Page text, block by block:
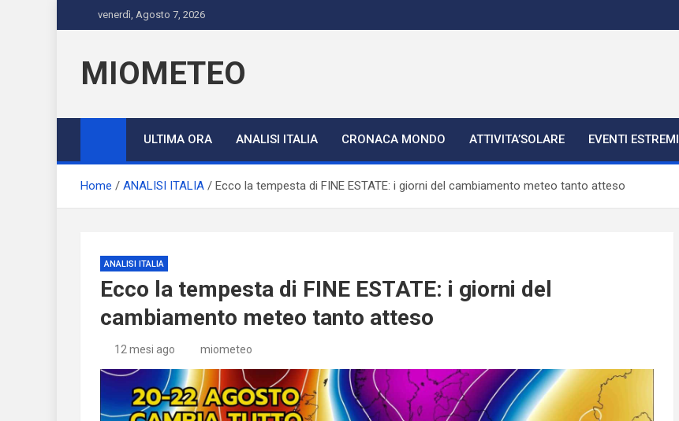
to
venerdì, Agosto 7, 2026
MIOMETEO
ULTIMA ORA ANALISI ITALIA CRONACA MONDO ATTIVITA’SOLARE EVENTI ESTREMI
Home ANALISI ITALIA Ecco la tempesta di FINE ESTATE: i giorni del cambiamento meteo tanto atteso
ANALISI ITALIA
Ecco la tempesta di FINE ESTATE: i giorni del
cambiamento meteo tanto atteso
12 mesi ago miometeo